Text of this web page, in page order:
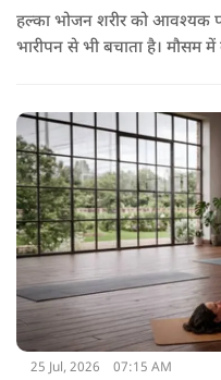
हल्का भोजन शरीर को आवश्यक
भारीपन से भी बचाता है। मौसम
में हल्का भोजन मेटाबॉलिज्म के
25 Jul, 2026 07:15 AM